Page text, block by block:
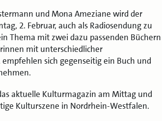
und Mona Ameziane wird der
2. Februar, auch als Radiosendung zu
Thema mit zwei dazu passenden Büchern
mit unterschiedlicher
sich gegenseitig ein Buch und
aktuelle Kulturmagazin am Mittag und
Kulturszene in Nordrhein-Westfalen.